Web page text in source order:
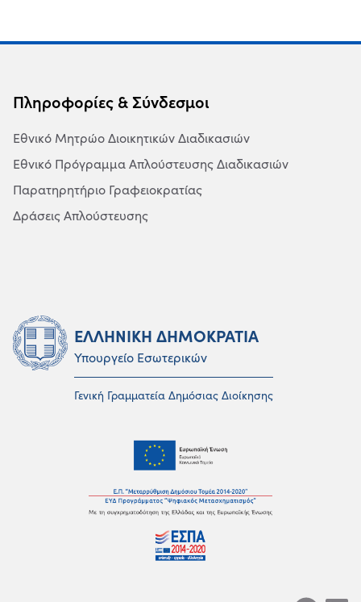
Πληροφορίες & Σύνδεσμοι
Εθνικό Μητρώο Διοικητικών Διαδικασιών
Εθνικό Πρόγραμμα Απλούστευσης Διαδικασιών
Παρατηρητήριο Γραφειοκρατίας
Δράσεις Απλούστευσης
ΕΛΛΗΝΙΚΗ ΔΗΜΟΚΡΑΤΙΑ
Υπουργείο Εσωτερικών
Γενική Γραμματεία Δημόσιας Διοίκησης